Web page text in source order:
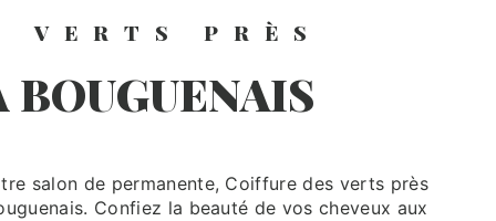
VERTS PRÈS
BOUGUENAIS
Confiez la beauté de vos cheveux aux